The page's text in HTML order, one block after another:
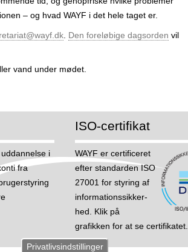
– og hvad WAYF i det hele taget er.
Den foreløbige dagsorden vil
vand under mødet.
i
fra
ISO-certifikat
WAYF er certificeret
efter standarden ISO
27001 for styring af
informations­sikker­
hed. Klik på
grafikken for at se certifikatet.
Privatlivsindstillinger